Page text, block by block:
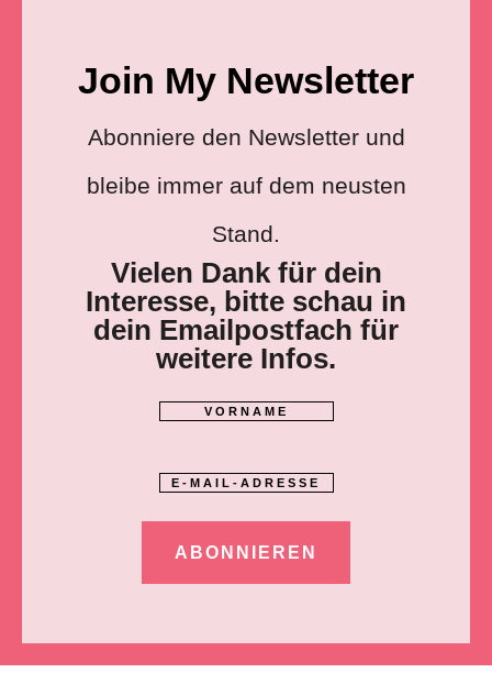
Join My Newsletter
Abonniere den Newsletter und
bleibe immer auf dem neusten
Stand.
Vielen Dank für dein
Interesse, bitte schau in
dein Emailpostfach für
weitere Infos.
ABONNIEREN